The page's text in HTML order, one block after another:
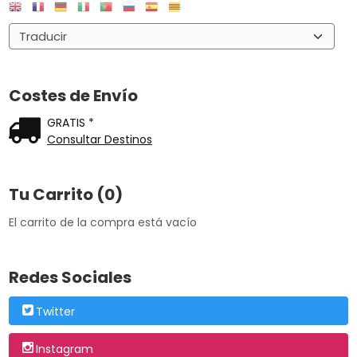
Costes de Envío
GRATIS *
Consultar Destinos
Tu Carrito (0)
El carrito de la compra está vacío
Redes Sociales
Twitter
Instagram